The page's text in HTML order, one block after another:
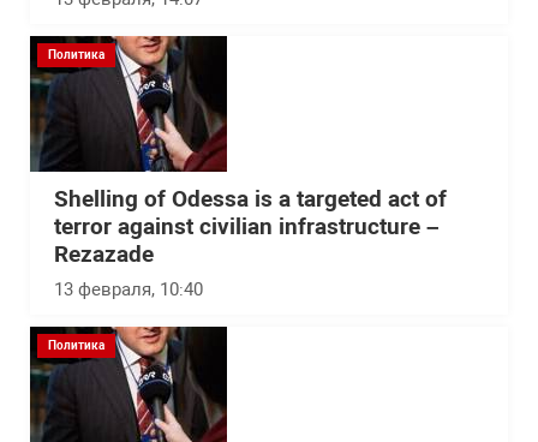
Политика
Shelling of Odessa is a targeted act of
terror against civilian infrastructure –
Rezazade
13 февраля, 10:40
Политика